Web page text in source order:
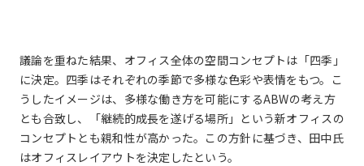
議論を重ねた結果、オフィス全体の空間コンセプトは「四季」
に決定。四季はそれぞれの季節で多様な色彩や表情をもつ。こ
うしたイメージは、多様な働き方を可能にするABWの考え方
とも合致し、「継続的成長を遂げる場所」という新オフィスの
コンセプトとも親和性が高かった。この方針に基づき、田中氏
はオフィスレイアウトを決定したという。